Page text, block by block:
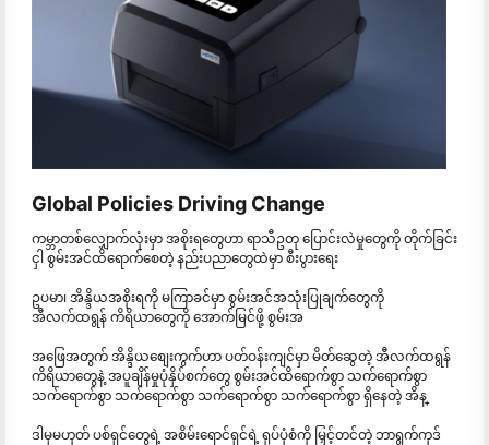
Global Policies Driving Change
ကမ္ဘာတစ်လျှောက်လုံးမှာ အစိုးရတွေဟာ ရာသီဥတု ပြောင်းလဲမှုတွေကို တိုက်ခြင်း
ငှါ စွမ်းအင်ထိရောက်စေတဲ့ နည်းပညာတွေထဲမှာ စီးပွားရေး
ဥပမာ၊ အိန္ဒိယအစိုးရကို မကြာခင်မှာ စွမ်းအင်အသုံးပြုချက်တွေကို
အီလက်ထရွန် ကိရိယာတွေကို အောက်မြင်ဖို့ စွမ်းအ
အဖြေအတွက် အိန္ဒိယစျေးကွက်ဟာ ပတ်ဝန်းကျင်မှာ မိတ်ဆွေတဲ့ အီလက်ထရွန်
ကိရိယာတွေနဲ့ အပူချိန်မှုပုံနှိပ်စက်တွေ စွမ်းအင်ထိရောက်စွာ သက်ရောက်စွာ
သက်ရောက်စွာ သက်ရောက်စွာ သက်ရောက်စွာ သက်ရောက်စွာ ရှိနေတဲ့ အိန္
ဒါမှမဟုတ် ပစ်ရှင်တွေရဲ့ အစိမ်းရောင်ရှင်ရဲ့ ရုပ်ပုံစံကို မြှင့်တင်တဲ့ ဘာရွက်ကုဒ်